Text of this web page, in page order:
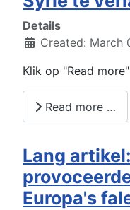
Details
Created: March
Klik op "Read more"
Read more …
Lang
Europa's